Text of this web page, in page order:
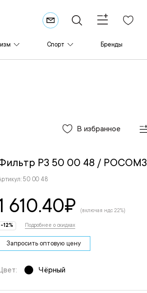
Спорт Бренды
В избранное
Р3 50 00 48 / РОСОМЗ
50 00 48
610.40₽ (включая ндс 22%)
-12% Подробнее о скидках
Запросить оптовую цену
Чёрный